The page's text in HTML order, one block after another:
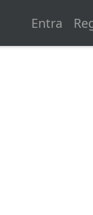
Entra